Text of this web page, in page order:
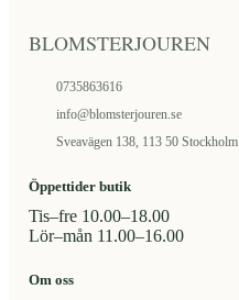
BLOMSTERJOUREN
0735863616
info@blomsterjouren.se
Sveavägen 138, 113 50 Stockholm
Öppettider butik
Tis–fre 10.00–18.00
Lör–mån 11.00–16.00
Om oss